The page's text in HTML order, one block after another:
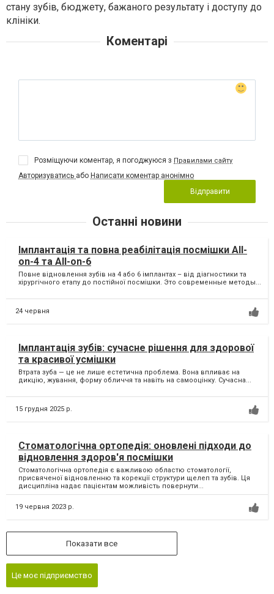
стану зубів, бюджету, бажаного результату і доступу до
клініки.
Коментарі
Розміщуючи коментар, я погоджуюся з Правилами сайту
Авторизуватись або Написати коментар анонімно
Відправити
Останні новини
Імплантація та повна реабілітація посмішки All-
on-4 та All-on-6
Повне відновлення зубів на 4 або 6 імплантах – від діагностики та
хірургічного етапу до постійної посмішки. Это современные методы...
24 червня
Імплантація зубів: сучасне рішення для здорової
та красивої усмішки
Втрата зуба — це не лише естетична проблема. Вона впливає на
дикцію, жування, форму обличчя та навіть на самооцінку. Сучасна...
15 грудня 2025 р.
Стоматологічна ортопедія: оновлені підходи до
відновлення здоров'я посмішки
Стоматологічна ортопедія є важливою областю стоматології,
присвяченої відновленню та корекції структури щелеп та зубів. Ця
дисципліна надає пацієнтам можливість повернути...
19 червня 2023 р.
Показати все
Це моє підприємство